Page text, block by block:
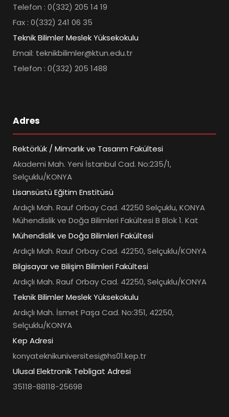
Telefon : 0(332) 205 14 19
Fax : 0(332) 241 06 35
Teknik Bilimler Meslek Yüksekokulu
Email: teknikbilimler@ktun.edu.tr
Telefon : 0(332) 205 1488
Adres
Rektörlük / Mimarlık ve Tasarım Fakültesi
Akademi Mah. Yeni İstanbul Cad. No:235/1,
Selçuklu/KONYA
Lisansüstü Eğitim Enstitüsü
Ardıçlı Mah. Rauf Orbay Cad. 42250 Selçuklu, KONYA
Mühendislik ve Doğa Bilimleri Fakültesi B Blok 1. Kat
Mühendislik ve Doğa Bilimleri Fakültesi
Ardıçlı Mah. Rauf Orbay Cad. 42250, Selçuklu/KONYA
Bilgisayar ve Bilişim Bilimleri Fakültesi
Ardıçlı Mah. Rauf Orbay Cad. 42250, Selçuklu/KONYA
Teknik Bilimler Meslek Yüksekokulu
Ardıçlı Mah. İsmet Paşa Cad. No:351, 42250,
Selçuklu/KONYA
Kep Adresi
konyateknikuniversitesi@hs01.kep.tr
Ulusal Elektronik Tebligat Adresi
35118-88118-25698